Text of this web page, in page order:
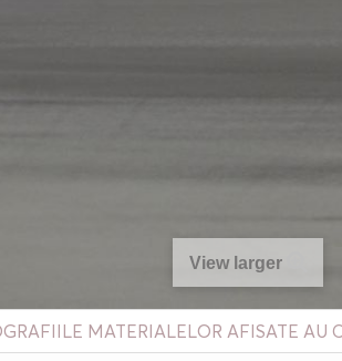
View larger
MATERIALELOR AFISATE AU